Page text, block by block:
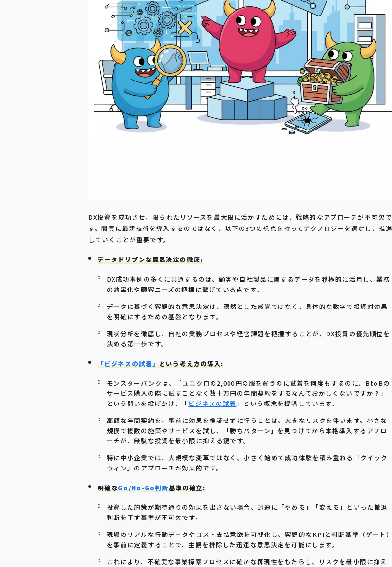
DX投資を成功させ、限られたリソースを最大限に活かすためには、戦略的なアプローチが不可欠で
す。闇雲に最新技術を導入するのではなく、以下の3つの視点を持ってテクノロジーを選定し、推進
していくことが重要です。
データドリブンな意思決定の徹底:
DX成功事例の多くに共通するのは、顧客や自社製品に関するデータを積極的に活用し、業務
の効率化や顧客ニーズの把握に繋げている点です。
データに基づく客観的な意思決定は、漠然とした感覚ではなく、具体的な数字で投資対効果
を明確にするための基盤となります。
現状分析を徹底し、自社の業務プロセスや経営課題を把握することが、DX投資の優先順位を
決める第一歩です。
「ビジネスの試着」 という考え方の導入:
モンスターバンクは、「ユニクロの2,000円の服を買うのに試着を何度もするのに、BtoBの
サービス購入の際に試すことなく数十万円の年間契約をするなんておかしくないですか？」
という問いを投げかけ、「 ビジネスの試着 」という概念を提唱しています。
高額な年間契約を、事前に効果を検証せずに行うことは、大きなリスクを伴います。小さな
規模で複数の施策やサービスを試し、「勝ちパターン」を見つけてから本格導入するアプロ
ーチが、無駄な投資を最小限に抑える鍵です。
特に中小企業では、大規模な変革ではなく、小さく始めて成功体験を積み重ねる「クイック
ウィン」のアプローチが効果的です。
明確なGo/No-Go判断基準の確立:
投資した施策が期待通りの効果を出さない場合、迅速に「やめる」「変える」といった撤退
判断を下す基準が不可欠です。
現場のリアルな行動データやコスト支払意欲を可視化し、客観的なKPIと判断基準（ゲート）
を事前に定義することで、主観を排除した迅速な意思決定を可能にします。
これにより、不確実な事業探索プロセスに確かな再現性をもたらし、リスクを最小限に抑え